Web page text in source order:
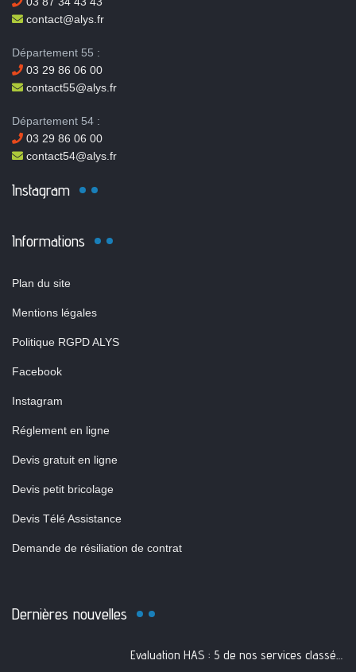
contact@alys.fr
Département 55 :
03 29 86 06 00
contact55@alys.fr
Département 54 :
03 29 86 06 00
contact54@alys.fr
Instagram
Informations
Plan du site
Mentions légales
Politique RGPD ALYS
Facebook
Instagram
Réglement en ligne
Devis gratuit en ligne
Devis petit bricolage
Devis Télé Assistance
Demande de résiliation de contrat
Dernières nouvelles
Evaluation HAS : 5 de nos services classés A